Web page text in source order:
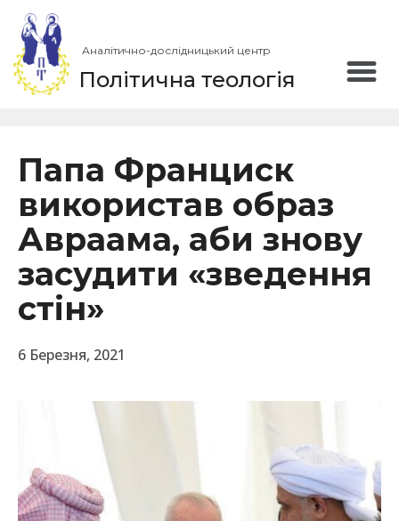
Аналітично-дослідницький центр
Політична теологія
Папа Франциск
використав образ
Авраама, аби знову
засудити «зведення
стін»
6 Березня, 2021